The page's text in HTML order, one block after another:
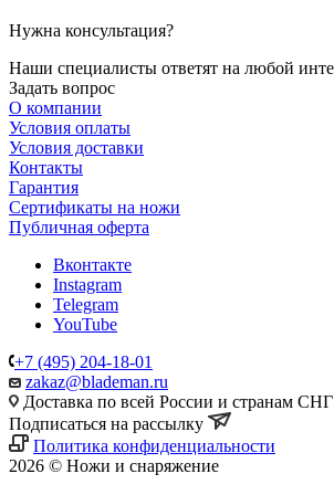
Нужна консультация?
Наши специалисты ответят на любой
Задать вопрос
О компании
Условия оплаты
Условия доставки
Контакты
Гарантия
Сертификаты на ножи
Публичная оферта
Вконтакте
Instagram
Telegram
YouTube
+7 (495) 204-18-01
zakaz@blademan.ru
Доставка по всей России и странам СНГ
Подписаться на рассылку
Политика конфиденциальности
2026 © Ножи и снаряжение